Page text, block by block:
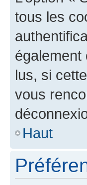
tous les
également
lus, si
vous
Haut